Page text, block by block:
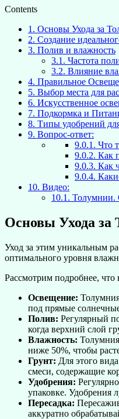
Contents
1. Основы Ухода за
2. Создание
3. Полив и влажность
3.1. Частота
3.2. Влияние
4. Правильное
5. Выбор места для
6. Искусственное
7. Подкормка и
8. Типы удобрений
9. Вопрос-ответ:
9.0.1. Что
9.0.2. Как
9.0.3. Как
9.0.4.
10. Видео:
10.1. Толумнии.
Основы Ухода за
Уход за этим уникальным
оптимального уровня
Рассмотрим подробнее, что
Освещение:
под прямые
Полив: Регулярный
когда верхний слой
Влажность:
ниже 50%, чтобы
Грунт: Для этого
смеси, содержащие
Удобрения:
упаковке. Удобрения
Пересадка:
аккуратно